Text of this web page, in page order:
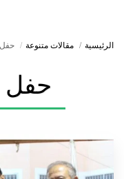
الرئيسية مقالات متنوعة حفل
حفل